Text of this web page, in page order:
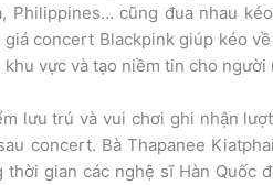
Philippines… cũng đua nhau
giá concert Blackpink giúp kéo
khu vực và tạo niềm tin cho
lưu trú và vui chơi ghi nhận
concert. Bà Thapanee
thời gian các nghệ sĩ Hàn Quốc